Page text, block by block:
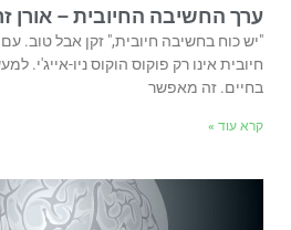
ערך החשיבה החיובית – אורן
"יש כוח בחשיבה חיובית," זקן אבל טוב.
חיובית אינו רק פוקוס הוקוס ניו-אייג'י.
בחיים. זה מאפשר
קרא עוד »